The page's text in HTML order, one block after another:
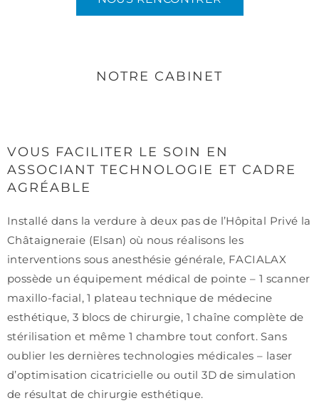
NOTRE CABINET
VOUS FACILITER LE SOIN EN
ASSOCIANT TECHNOLOGIE ET CADRE
AGRÉABLE
Installé dans la verdure à deux pas de l’Hôpital Privé la
Châtaigneraie (Elsan) où nous réalisons les
interventions sous anesthésie générale, FACIALAX
possède un équipement médical de pointe – 1 scanner
maxillo-facial, 1 plateau technique de médecine
esthétique, 3 blocs de chirurgie, 1 chaîne complète de
stérilisation et même 1 chambre tout confort. Sans
oublier les dernières technologies médicales – laser
d’optimisation cicatricielle ou outil 3D de simulation
de résultat de chirurgie esthétique.